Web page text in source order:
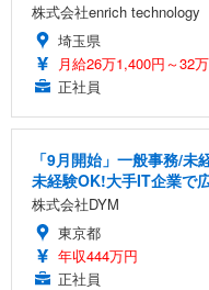
株式会社enrich technology
埼玉県
月給26万1,400円～32
正社員
「9月開始」一般事務/
未経験OK!大手IT企業で
株式会社DYM
東京都
年収444万円
正社員